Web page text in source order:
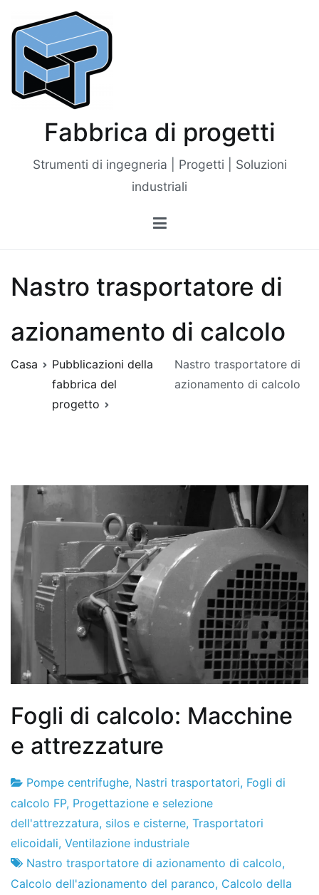
contenuto
Fabbrica di progetti
Strumenti di ingegneria | Progetti | Soluzioni
industriali
Nastro trasportatore di
azionamento di calcolo
Casa
Pubblicazioni della
fabbrica del
progetto
Nastro trasportatore di
azionamento di calcolo
Fogli di calcolo: Macchine
e attrezzature
Fabbrica
di
progetti
18
de
febbraio
de
2011
Pompe centrifughe, Nastri trasportatori, Fogli di
calcolo FP, Progettazione e selezione
dell'attrezzatura, silos e cisterne, Trasportatori
elicoidali, Ventilazione industriale
Nastro trasportatore di azionamento di calcolo,
Calcolo dell'azionamento del paranco, Calcolo della